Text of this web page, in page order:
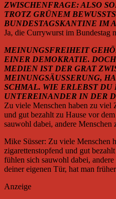
ZWISCHENFRAGE: ALSO
TROTZ GRÜNEM
BUNDESTAGSKANTINE IM
Ja, die Currywurst im Bundestag
MEINUNGSFREIHEIT
EINER DEMOKRATIE.
MEDIEN IST DER GRAT
MEINUNGSÄUSSERUNG,
SCHMAL. WIE ERLEBST DU
UNTEREINANDER IN DER
Zu viele Menschen haben zu viel
und gut bezahlt zu Hause vor
sauwohl dabei, andere Menschen
Mike Süsser: Zu viele Menschen
zigarettenstopfend und gut
fühlen sich sauwohl dabei,
deiner eigenen Tür, hat man
Anzeige